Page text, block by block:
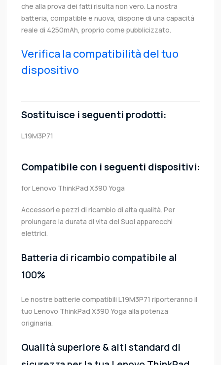
che alla prova dei fatti risulta non vero. La nostra
batteria, compatible e nuova, dispone di una capacità
reale di 4250mAh, proprio come pubblicizzato.
Verifica la compatibilità del tuo
dispositivo
Sostituisce i seguenti prodotti:
L19M3P71
Compatibile con i seguenti dispositivi:
for Lenovo ThinkPad X390 Yoga
Accessori e pezzi di ricambio di alta qualità. Per
prolungare la durata di vita dei Suoi apparecchi
elettrici.
Batteria di ricambio compatibile al
100%
Le nostre batterie compatibili L19M3P71 riporteranno il
tuo Lenovo ThinkPad X390 Yoga alla potenza
originaria.
Qualità superiore & alti standard di